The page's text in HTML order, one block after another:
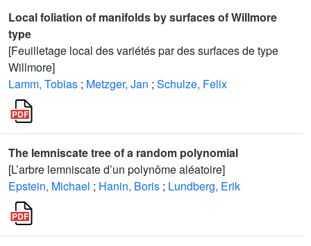
Local foliation of manifolds by surfaces of Willmore
type
[Feuilletage local des variétés par des surfaces de type
Willmore]
Lamm, Tobias ; Metzger, Jan ; Schulze, Felix
The lemniscate tree of a random polynomial
[L’arbre lemniscate d’un polynôme aléatoire]
Epstein, Michael ; Hanin, Boris ; Lundberg, Erik